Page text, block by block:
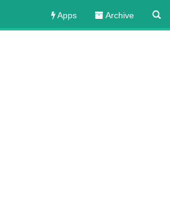
Apps Archive